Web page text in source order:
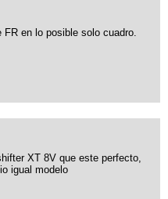
FR en lo posible solo cuadro.
XT 8V que este perfecto,
igual modelo